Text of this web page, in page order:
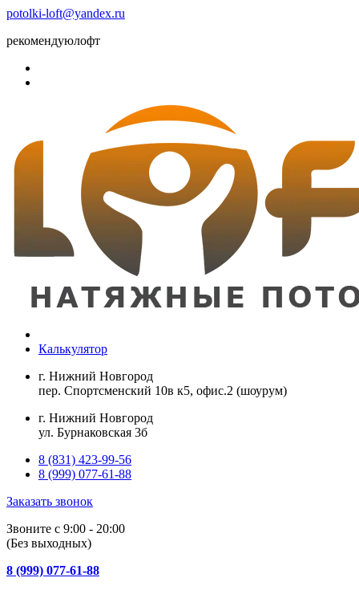
potolki-loft@yandex.ru
рекомендуюлофт
Калькулятор
г. Нижний Новгород
пер. Спортсменский 10в к5, офис.2 (шоурум)
г. Нижний Новгород
ул. Бурнаковская 3б
8 (831) 423-99-56
8 (999) 077-61-88
Заказать звонок
Звоните с 9:00 - 20:00
(Без выходных)
8 (999) 077-61-88